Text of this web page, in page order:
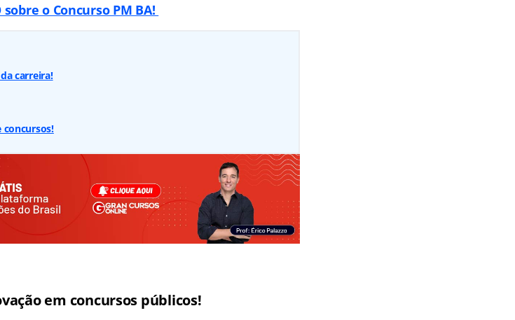
sobre o Concurso PM BA!
carreira!
concursos!
em concursos públicos!